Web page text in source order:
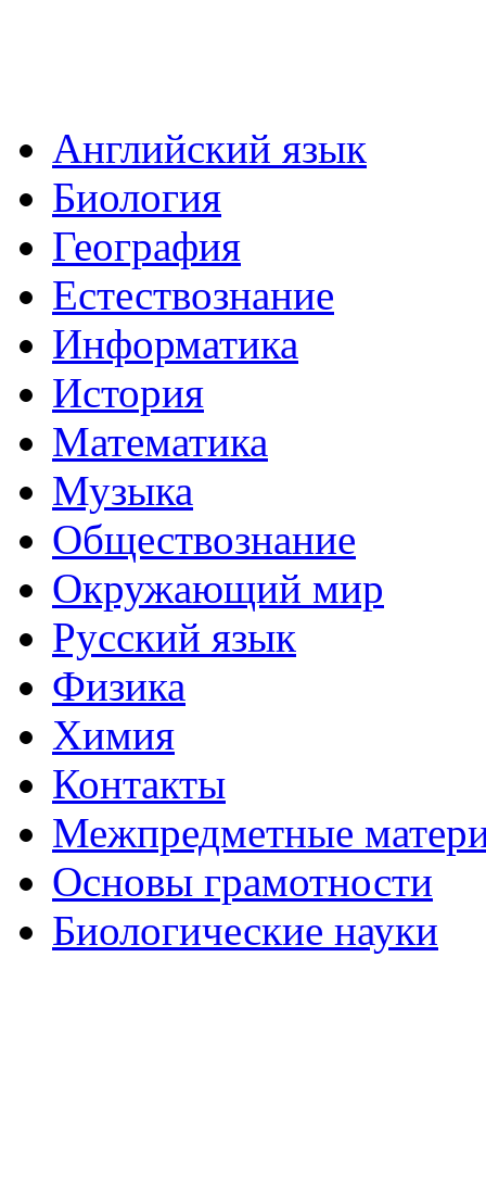
Английский язык
Биология
География
Естествознание
Информатика
История
Математика
Музыка
Обществознание
Окружающий мир
Русский язык
Физика
Химия
Контакты
Межпредметные
Основы грамотности
Биологические науки